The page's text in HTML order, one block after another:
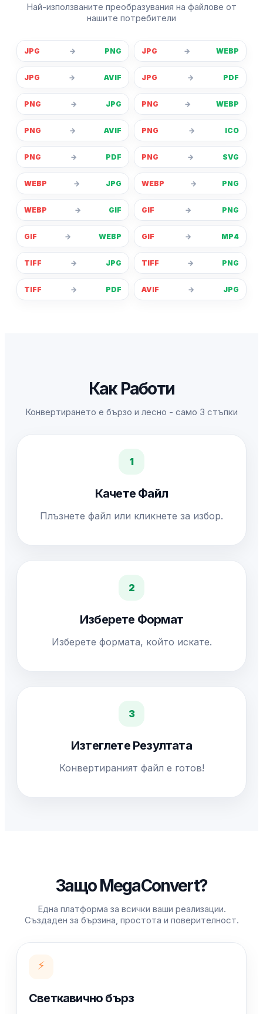
Най-използваните преобразувания на файлове от
нашите потребители
JPG → PNG JPG → WEBP
JPG → AVIF JPG → PDF
PNG → JPG PNG → WEBP
PNG → AVIF PNG → ICO
PNG → PDF PNG → SVG
WEBP → JPG WEBP → PNG
WEBP → GIF GIF → PNG
GIF → WEBP GIF → MP4
TIFF → JPG TIFF → PNG
TIFF → PDF AVIF → JPG
Как Работи
Конвертирането е бързо и лесно - само 3 стъпки
1
Качете Файл
Плъзнете файл или кликнете за избор.
2
Изберете Формат
Изберете формата, който искате.
3
Изтеглете Резултата
Конвертираният файл е готов!
Защо MegaConvert?
Една платформа за всички ваши реализации.
Създаден за бързина, простота и поверителност.
⚡
Светкавично бърз